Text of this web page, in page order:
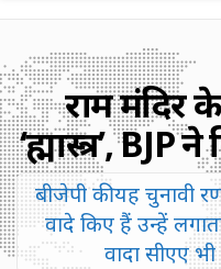
राम मंदिर
‘ब्रह्मास्त्र’,
बीजेपी की यह चुनावी
वादे किए हैं उन्हें
वादा सीएए